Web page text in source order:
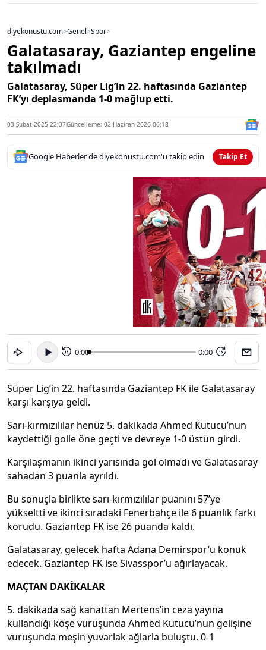
diyekonustu.com>Genel>Spor>
Galatasaray, Gaziantep engeline
takılmadı
Galatasaray, Süper Lig’in 22. haftasında Gaziantep
FK’yı deplasmanda 1-0 mağlup etti.
03 Şubat 2025 22:37Güncelleme: 02 Haziran 2026 06:18
Google Haberler'de diyekonustu.com'u takip edin Takip Et
15 0:00 -0:00 15
Süper Lig’in 22. haftasında Gaziantep FK ile Galatasaray
karşı karşıya geldi.
Sarı-kırmızılılar henüz 5. dakikada Ahmed Kutucu’nun
kaydettiği golle öne geçti ve devreye 1-0 üstün girdi.
Karşılaşmanın ikinci yarısında gol olmadı ve Galatasaray
sahadan 3 puanla ayrıldı.
Bu sonuçla birlikte sarı-kırmızılılar puanını 57’ye
yükseltti ve ikinci sıradaki Fenerbahçe ile 6 puanlık farkı
korudu. Gaziantep FK ise 26 puanda kaldı.
Galatasaray, gelecek hafta Adana Demirspor’u konuk
edecek. Gaziantep FK ise Sivasspor’u ağırlayacak.
MAÇTAN DAKİKALAR
5. dakikada sağ kanattan Mertens’in ceza yayına
kullandığı köşe vuruşunda Ahmed Kutucu’nun gelişine
vuruşunda meşin yuvarlak ağlarla buluştu. 0-1